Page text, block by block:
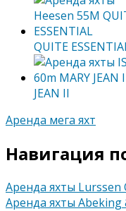
QUITE
JEAN II
Аренда мега яхт
Навигация
Аренда яхты Lurssen
Аренда яхты Abeking